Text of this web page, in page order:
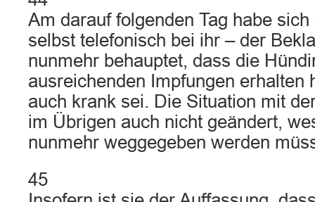
Am darauf folgenden Tag habe
selbst telefonisch bei ihr – der
nunmehr behauptet, dass die
ausreichenden Impfungen erhalten
auch krank sei. Die Situation mit
im Übrigen auch nicht geändert,
nunmehr weggegeben werden
45